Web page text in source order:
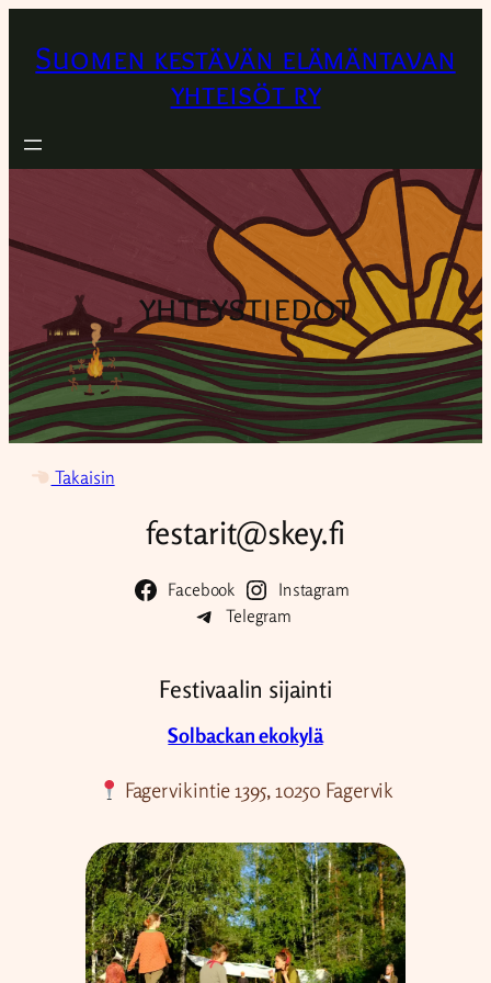
Suomen kestävän elämäntavan
yhteisöt ry
yhteystiedot
Takaisin
festarit@skey.fi
Facebook
Instagram
Telegram
Festivaalin sijainti
Solbackan ekokylä
Fagervikintie 1395, 10250 Fagervik